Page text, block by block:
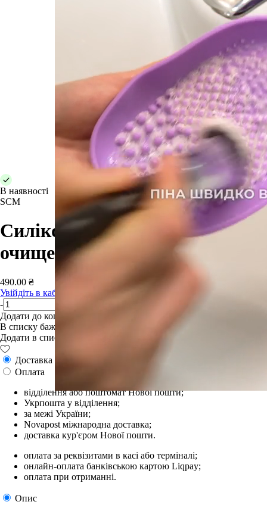
В наявності
SCM
Силіконовий килимок для
очищення кісточок
490.00 ₴
Увійдіть в кабінет
, щоб побачити остаточну знижку
-
Додати до кошику
В списку бажань
Додати в список бажань
Доставка
Оплата
відділення або поштомат Нової пошти;
Укрпошта у відділення;
за межі України;
Novapost міжнародна доставка;
доставка кур'єром Нової пошти.
оплата за реквізитами в касі або терміналі;
онлайн-оплата банківською картою Liqpay;
оплата при отриманні.
Опис